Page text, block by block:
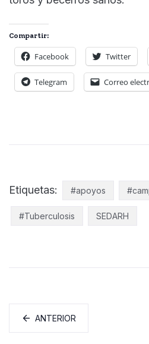
Compartir:
Facebook Twitter
Telegram Correo
Etiquetas: #apoyos
#Tuberculosis SEDARH
ANTERIOR